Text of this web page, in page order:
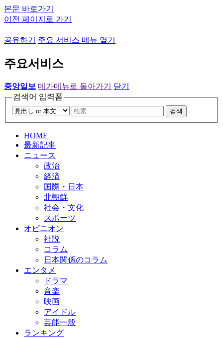
본문 바로가기
이전 페이지로 가기
공유하기 주요 서비스 메뉴 열기
주요서비스
중앙일보 메가메뉴로 돌아가기
닫기
검색어 입력폼
검색
HOME
最新記事
ニュース
政治
経済
国際・日本
北朝鮮
社会・文化
スポーツ
オピニオン
社説
コラム
日本関係のコラム
エンタメ
ドラマ
音楽
映画
アイドル
芸能一般
ランキング